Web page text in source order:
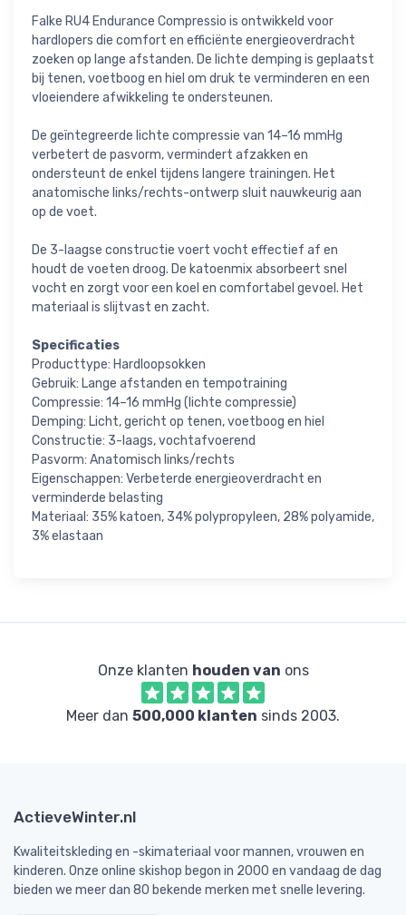
Falke RU4 Endurance Compressio is ontwikkeld voor
hardlopers die comfort en efficiënte energieoverdracht
zoeken op lange afstanden. De lichte demping is geplaatst
bij tenen, voetboog en hiel om druk te verminderen en een
vloeiendere afwikkeling te ondersteunen.
De geïntegreerde lichte compressie van 14–16 mmHg
verbetert de pasvorm, vermindert afzakken en
ondersteunt de enkel tijdens langere trainingen. Het
anatomische links/rechts-ontwerp sluit nauwkeurig aan
op de voet.
De 3-laagse constructie voert vocht effectief af en
houdt de voeten droog. De katoenmix absorbeert snel
vocht en zorgt voor een koel en comfortabel gevoel. Het
materiaal is slijtvast en zacht.
Specificaties
Producttype: Hardloopsokken
Gebruik: Lange afstanden en tempotraining
Compressie: 14–16 mmHg (lichte compressie)
Demping: Licht, gericht op tenen, voetboog en hiel
Constructie: 3-laags, vochtafvoerend
Pasvorm: Anatomisch links/rechts
Eigenschappen: Verbeterde energieoverdracht en
verminderde belasting
Materiaal: 35% katoen, 34% polypropyleen, 28% polyamide,
3% elastaan
Onze klanten houden van ons
Meer dan 500,000 klanten sinds 2003.
ActieveWinter.nl
Kwaliteitskleding en -skimateriaal voor mannen, vrouwen en
kinderen. Onze online skishop begon in 2000 en vandaag de dag
bieden we meer dan 80 bekende merken met snelle levering.